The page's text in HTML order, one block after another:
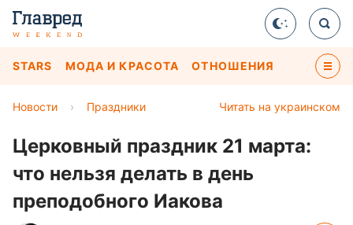
STARS МОДА И КРАСОТА ОТНОШЕНИЯ
Читать на украинском
Новости › Праздники
Церковный праздник 21 марта:
что нельзя делать в день
преподобного Иакова